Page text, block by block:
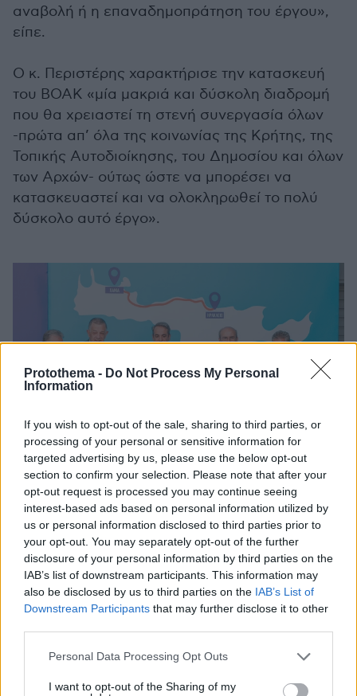
Protothema - Do Not Process My Personal
Information
If you wish to opt-out of the sale, sharing to third parties, or
processing of your personal or sensitive information for
targeted advertising by us, please use the below opt-out
section to confirm your selection. Please note that after your
opt-out request is processed you may continue seeing
interest-based ads based on personal information utilized by
us or personal information disclosed to third parties prior to
your opt-out. You may separately opt-out of the further
disclosure of your personal information by third parties on the
IAB’s list of downstream participants. This information may
also be disclosed by us to third parties on the IAB’s List of
Downstream Participants that may further disclose it to other
Please note that this website/app uses one or more Google
not limited to your visit or usage behaviour. You may click to
Personal Data Processing Opt Outs
I want to opt-out of the Sharing of my
αναβολή ή η επαναδημοπράτηση του έργου»,
είπε.
Ο κ. Περιστέρης χαρακτήρισε την κατασκευή
του ΒΟΑΚ «μία μακριά και δύσκολη διαδρομή
που θα χρειαστεί τη στενή συνεργασία όλων
-πρώτα απ’ όλα της κοινωνίας της Κρήτης, της
Τοπικής Αυτοδιοίκησης, του Δημοσίου και όλων
των Αρχών- ούτως ώστε να μπορέσει να
κατασκευαστεί και να ολοκληρωθεί το πολύ
δύσκολο αυτό έργο».
Η εκδήλωση για την υπογραφή της σύμβασης παραχώρησης στο
Ηράκλειο, παρόντος του πρωθυπουργού Κυριάκου Μητσοτάκη και
του προέδρου της ΓΕΚ ΤΕΡΝΑ Γιώργου Περιστέρη (κάτω σειρά,
αριστερά)
Σε τρία τμήματα
35 έτη, εκ των οποίων πέντε αντιστοιχούν στην
περίοδο μελετών - κατασκευών. Το συνολικό